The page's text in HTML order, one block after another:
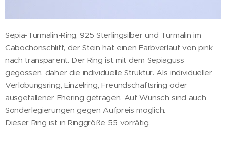
Sepia-Turmalin-Ring, 925 Sterlingsilber und Turmalin im
Cabochonschliff, der Stein hat einen Farbverlauf von pink
nach transparent. Der Ring ist mit dem Sepiaguss
gegossen, daher die individuelle Struktur. Als individueller
Verlobungsring, Einzelring, Freundschaftsring oder
ausgefallener Ehering getragen. Auf Wunsch sind auch
Sonderlegierungen gegen Aufpreis möglich.
Dieser Ring ist in Ringgröße 55 vorrätig.